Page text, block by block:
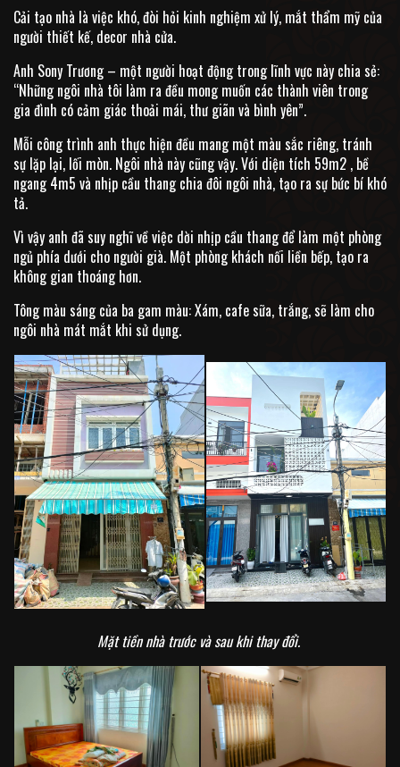
Cải tạo nhà là việc khó, đòi hỏi kinh nghiệm xử lý, mắt thẩm mỹ của
người thiết kế, decor nhà cửa.
Anh Sony Trương – một người hoạt động trong lĩnh vực này chia sẻ:
“Những ngôi nhà tôi làm ra đều mong muốn các thành viên trong
gia đình có cảm giác thoải mái, thư giãn và bình yên”.
Mỗi công trình anh thực hiện đều mang một màu sắc riêng, tránh
sự lặp lại, lối mòn. Ngôi nhà này cũng vậy. Với diện tích 59m2 , bề
ngang 4m5 và nhịp cầu thang chia đôi ngôi nhà, tạo ra sự bức bí khó
tả.
Vì vậy anh đã suy nghĩ về việc dời nhịp cầu thang để làm một phòng
ngủ phía dưới cho người già. Một phòng khách nối liền bếp, tạo ra
không gian thoáng hơn.
Tông màu sáng của ba gam màu: Xám, cafe sữa, trắng, sẽ làm cho
ngôi nhà mát mắt khi sử dụng.
Mặt tiền nhà trước và sau khi thay đổi.